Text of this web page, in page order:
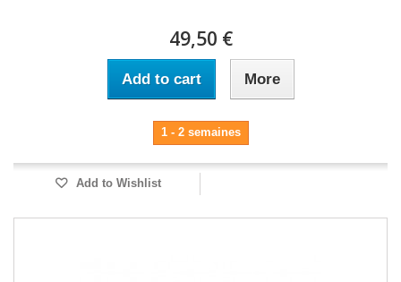
49,50 €
Add to cart More
1 - 2 semaines
Add to Wishlist